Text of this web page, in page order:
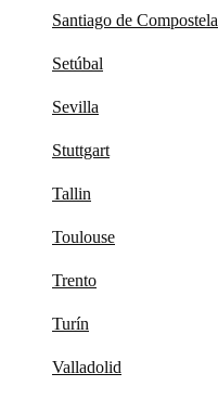
Santiago de Compostela
Setúbal
Sevilla
Stuttgart
Tallin
Toulouse
Trento
Turín
Valladolid